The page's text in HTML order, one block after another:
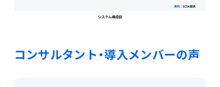
コンサルタント・導入メンバーの声